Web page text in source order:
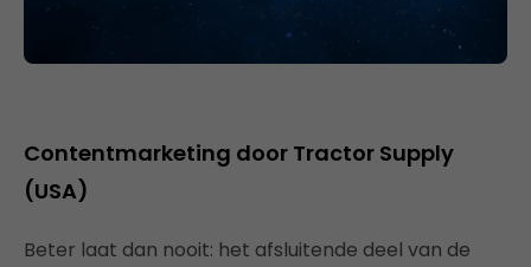
Contentmarketing door Tractor Supply
(USA)
Beter laat dan nooit: het afsluitende deel van de